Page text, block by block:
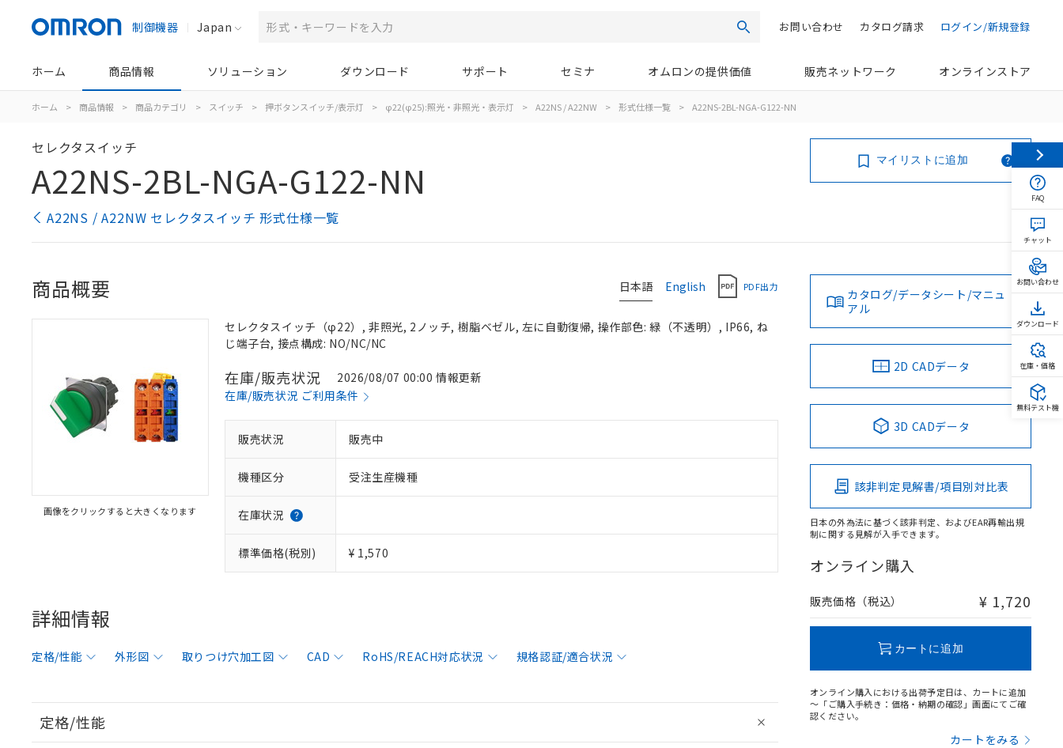
制御機器 Japan 検索 ログイン/新規登録
カタログ請求
お問い合わせ
ホーム 商品情報 ソリューション ダウンロード サポート セミナ オムロンの提供価値 販売ネットワーク オンラインストア
ホーム > 商品情報 > 商品カテゴリ > スイッチ > 押ボタンスイッチ/表示灯 > φ22(φ25):照光・非照光・表示灯 > A22NS / A22NW > 形式仕様一覧 > A22NS-2BL-NGA-G122-NN
セレクタスイッチ
A22NS-2BL-NGA-G122-NN
A22NS / A22NW セレクタスイッチ 形式仕様一覧
マイリストに追加
日本語 English PDF出力
商品概要
画像をクリックすると大きくなります
セレクタスイッチ（φ22）, 非照光, 2ノッチ, 樹脂ベゼル, 左に自動復帰, 操作部色: 緑（不透明）, IP66, ね
じ端子台, 接点構成: NO/NC/NC
在庫/販売状況
2026/08/07 00:00 情報更新
在庫/販売状況 ご利用条件
販売状況 販売中
機種区分 受注生産機種
在庫状況
標準価格(税別) ¥ 1,570
詳細情報
定格/性能 外形図 取りつけ穴加工図 CAD RoHS/REACH対応状況 規格認証/適合状況
定格/性能
カタログ/データシート/マニュ
アル
2D CADデータ
3D CADデータ
該非判定見解書/項目別対比表
日本の外為法に基づく該非判定、およびEAR再輸出規
制に関する見解が入手できます。
オンライン購入
販売価格（税込） ¥ 1,720
カートに追加
オンライン購入における出荷予定日は、カートに追加
～「ご購入手続き：価格・納期の確認」画面にてご確
認ください。
カートをみる
FAQ
チャット
お問い合わせ
ダウンロード
在庫・価格
無料テスト機